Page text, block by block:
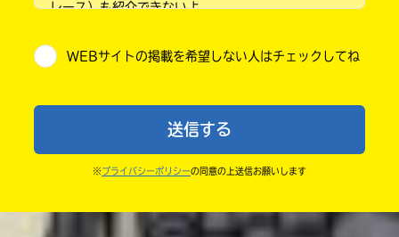
小学6年
中学1年
レース）も紹介できないよ。
・送ってからすぐには紹介されないので、待ってて
ならないよう気をつけてね。
・キャンペーン開催中は、投稿した後の画面にバナー
・ポプラ社の宣伝物で紹介させてもらうことがある
WEBサイトの掲載を希望しない人はチェックしてね
送信する
※ プライバシーポリシーの同意の上送信お願いします